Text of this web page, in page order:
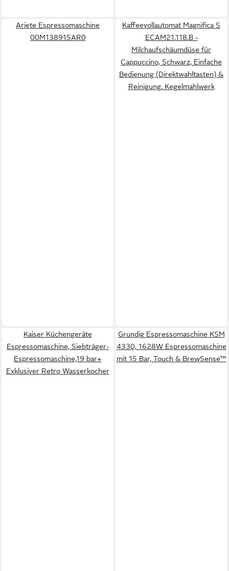
Ariete Espressomaschine
00M138915AR0
Kaffeevollautomat Magnifica S
ECAM21.118.B -
Milchaufschäumdüse für
Cappuccino, Schwarz, Einfache
Bedienung (Direktwahltasten) &
Reinigung, Kegelmahlwerk
Kaiser Küchengeräte
Espressomaschine, Siebträger-
Espressomaschine,19 bar+
Exklusiver Retro Wasserkocher
Grundig Espressomaschine KSM
4330, 1628W Espressomaschine
mit 15 Bar, Touch & BrewSense™